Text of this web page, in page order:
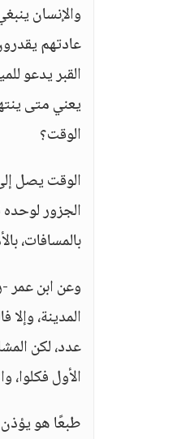
عادتهم
القبر يدعو
يعني متى
الوقت؟
الوقت يصل
الجزور
بالمسافات،
وعن ابن عمر
المدينة،
عدد، لكن
الأول
طبعًا هو